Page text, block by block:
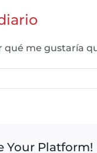
me gustaría
Your Platform!